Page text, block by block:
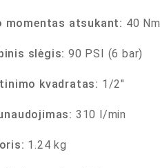
momentas atsukant: 40 Nm
slėgis: 90 PSI (6 bar)
kvadratas: 1/2″
310 l/min
1.24 kg